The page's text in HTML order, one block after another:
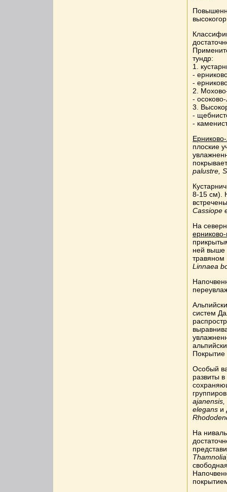
тундр:
1.
-
-
2.
-
3.
-
-
плоские
palustre,
8-15 см).
Cassiope
На
ней выше
травяном
Linnaea
систем
Покрытие
Особый
развиты
ajanensis,
elegans и
На
Thamnolia